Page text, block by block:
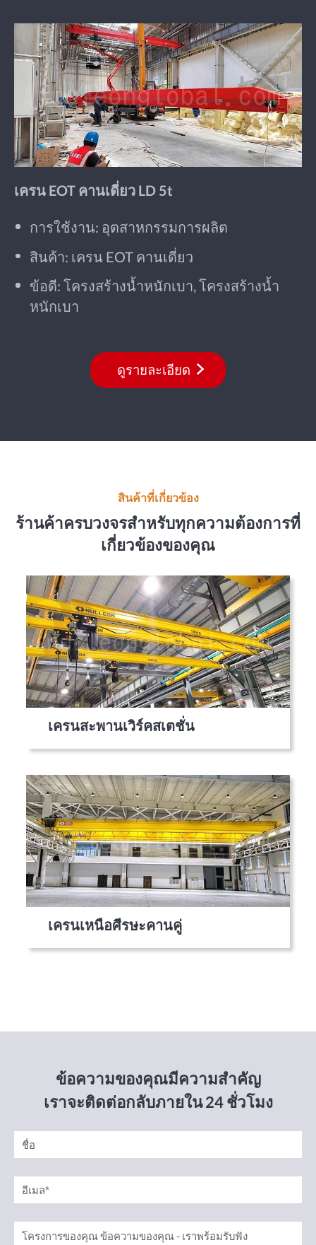
เครน EOT คานเดี่ยว LD 5t
การใช้งาน: อุตสาหกรรมการผลิต
สินค้า: เครน EOT คานเดี่ยว
ข้อดี: โครงสร้างน้ำหนักเบา, โครงสร้างน้ำ
หนักเบา
ดูรายละเอียด
สินค้าที่เกี่ยวข้อง
ร้านค้าครบวงจรสำหรับทุกความต้องการที่
เกี่ยวข้องของคุณ
เครนสะพานเวิร์คสเตชั่น
เครนเหนือศีรษะคานคู่
ข้อความของคุณมีความสำคัญ
เราจะติดต่อกลับภายใน 24 ชั่วโมง